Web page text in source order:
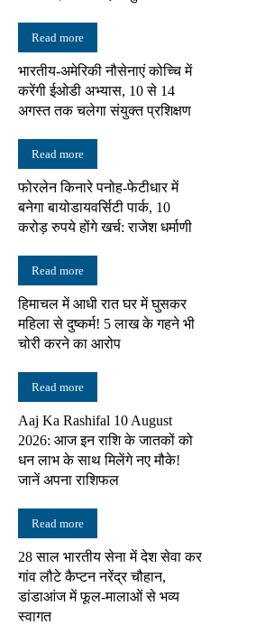
Read more
भारतीय-अमेरिकी नौसेनाएं कोच्चि में
करेंगी ईओडी अभ्यास, 10 से 14
अगस्त तक चलेगा संयुक्त प्रशिक्षण
Read more
फोरलेन किनारे पनोह-फेटीधार में
बनेगा बायोडायवर्सिटी पार्क, 10
करोड़ रुपये होंगे खर्च: राजेश धर्माणी
Read more
हिमाचल में आधी रात घर में घुसकर
महिला से दुष्कर्म! 5 लाख के गहने भी
चोरी करने का आरोप
Read more
Aaj Ka Rashifal 10 August
2026: आज इन राशि के जातकों को
धन लाभ के साथ मिलेंगे नए मौके!
जानें अपना राशिफल
Read more
28 साल भारतीय सेना में देश सेवा कर
गांव लौटे कैप्टन नरेंद्र चौहान,
डांडाआंज में फूल-मालाओं से भव्य
स्वागत